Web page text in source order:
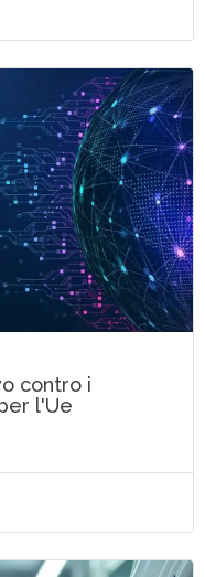
contro i
l'Ue